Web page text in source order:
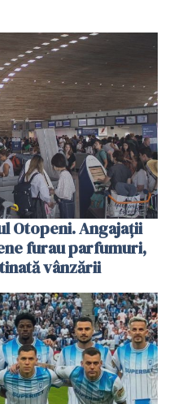
Otopeni. Angajații
furau parfumuri,
vânzării